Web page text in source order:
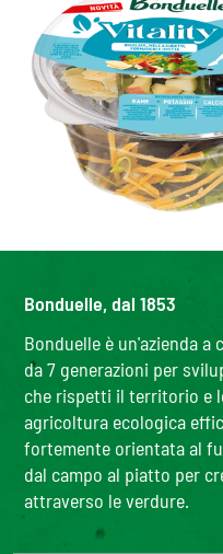
Bonduelle, dal 1853
Bonduelle è un'azienda
da 7 generazioni per
che rispetti il territorio e
agricoltura ecologica
fortemente orientata al
dal campo al piatto per
attraverso le verdure.